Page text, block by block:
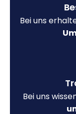
Bei uns
Bei uns